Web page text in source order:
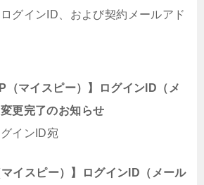
グインID、および契約メールアド
（マイスピー）】ログインID（メ
更完了のお知らせ
インID宛
イスピー）】ログインID（メール